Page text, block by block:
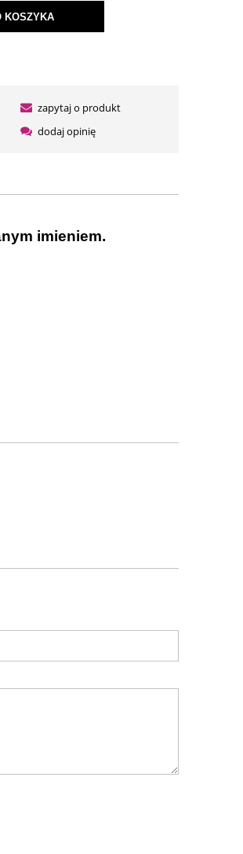
KOSZYKA
zapytaj o produkt
dodaj opinię
imieniem.